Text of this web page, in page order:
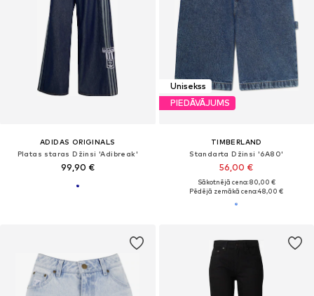
ADIDAS ORIGINALS
Platas staras Džinsi 'Adibreak'
99,90 €
Unisekss
PIEDĀVĀJUMS
TIMBERLAND
Standarta Džinsi '6A80'
56,00 €
Sākotnējā cena: 80,00 €
Pēdējā zemākā cena:48,00 €